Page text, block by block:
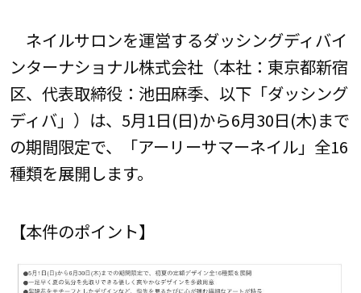
ネイルサロンを運営するダッシングディバイ
ンターナショナル株式会社（本社：東京都新宿
区、代表取締役：池田麻季、以下「ダッシング
ディバ」）は、5月1日(日)から6月30日(木)まで
の期間限定で、「アーリーサマーネイル」全16
種類を展開します。
【本件のポイント】